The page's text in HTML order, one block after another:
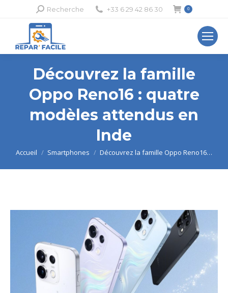
Recherche
Recherche +33 6 29 42 86 30 0
Découvrez la famille
Oppo Reno16 : quatre
modèles attendus en
Inde
Vous êtes ici :
Accueil Smartphones Découvrez la famille Oppo Reno16…